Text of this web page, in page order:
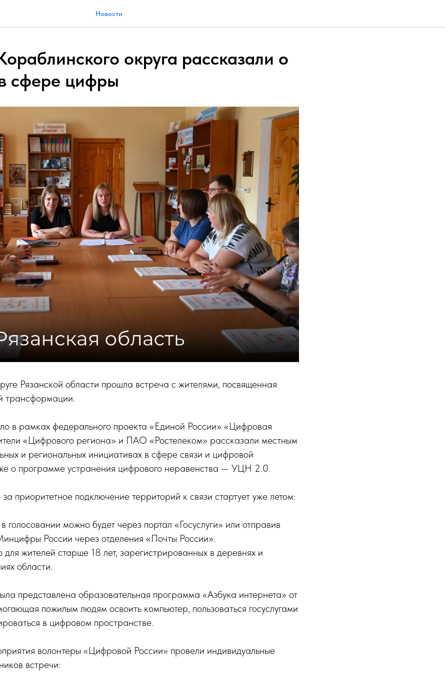
Новости
округа рассказали о
сфере цифры
Рязанской области прошла встреча с жителями, посвященная
трансформации.
в рамках федерального проекта «Единой России» «Цифровая
«Цифрового региона» и ПАО «Ростелеком» рассказали местным
и региональных инициативах в сфере связи и цифровой
о программе устранения цифрового неравенства — УЦН 2.0.
приоритетное подключение территорий к связи стартует уже летом:
голосовании можно будет через портал «Госуслуги» или отправив
России через отделения «Почты России».
для жителей старше 18 лет, зарегистрированных в деревнях и
области.
представлена образовательная программа «Азбука интернета» от
пожилым людям освоить компьютер, пользоваться госуслугами
в цифровом пространстве.
волонтеры «Цифровой России» провели индивидуальные
встречи: